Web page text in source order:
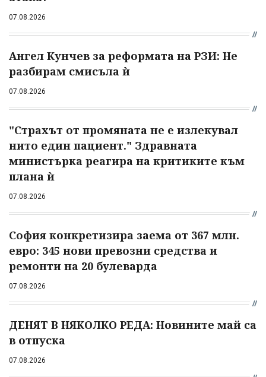
07.08.2026
Ангел Кунчев за реформата на РЗИ: Не
разбирам смисъла ѝ
07.08.2026
"Страхът от промяната не е излекувал
нито един пациент." Здравната
министърка реагира на критиките към
плана ѝ
07.08.2026
София конкретизира заема от 367 млн.
евро: 345 нови превозни средства и
ремонти на 20 булеварда
07.08.2026
ДЕНЯТ В НЯКОЛКО РЕДА: Новините май са
в отпуска
07.08.2026